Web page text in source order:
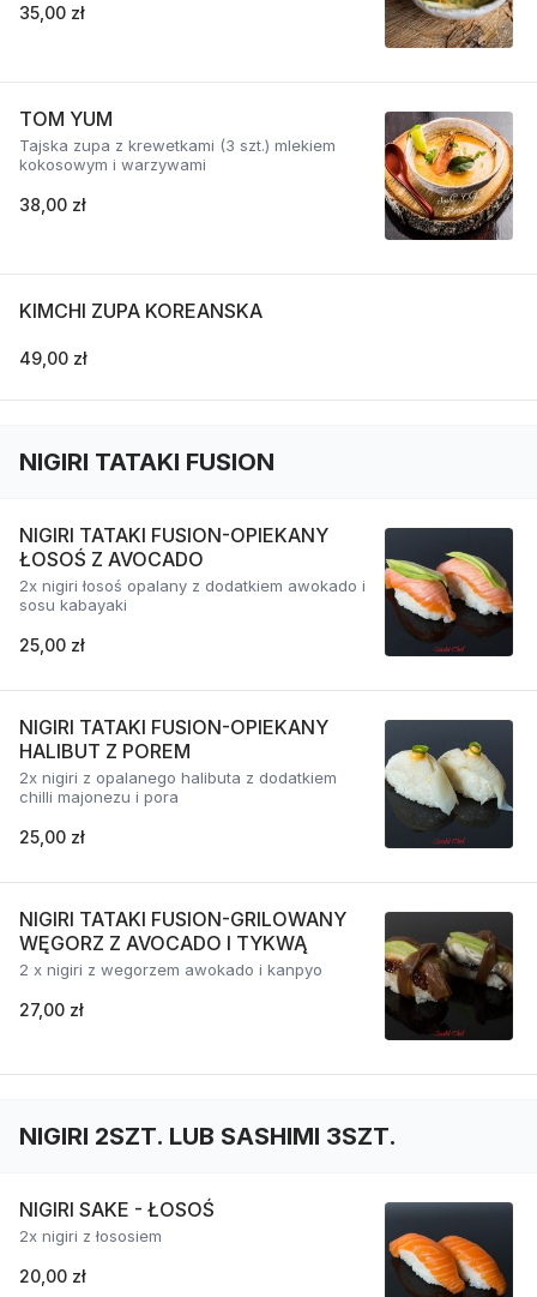
35,00 zł
TOM YUM
Tajska zupa z krewetkami (3 szt.) mlekiem
kokosowym i warzywami
38,00 zł
KIMCHI ZUPA KOREANSKA
49,00 zł
NIGIRI TATAKI FUSION
NIGIRI TATAKI FUSION-OPIEKANY
ŁOSOŚ Z AVOCADO
2x nigiri łosoś opalany z dodatkiem awokado i
sosu kabayaki
25,00 zł
NIGIRI TATAKI FUSION-OPIEKANY
HALIBUT Z POREM
2x nigiri z opalanego halibuta z dodatkiem
chilli majonezu i pora
25,00 zł
NIGIRI TATAKI FUSION-GRILOWANY
WĘGORZ Z AVOCADO I TYKWĄ
2 x nigiri z wegorzem awokado i kanpyo
27,00 zł
NIGIRI 2SZT. LUB SASHIMI 3SZT.
NIGIRI SAKE - ŁOSOŚ
2x nigiri z łososiem
20,00 zł